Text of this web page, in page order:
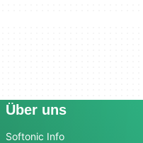
Über uns
Softonic Info